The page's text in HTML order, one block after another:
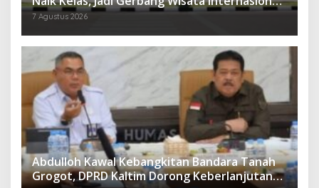
Kaltim
7 Agustus 2026
Abdulloh Kawal Kebangkitan Bandara Tanah
Grogot, DPRD Kaltim Dorong Keberlanjutan